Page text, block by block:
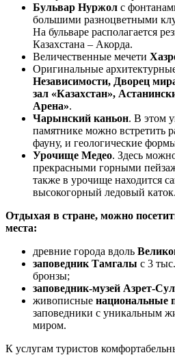
Бульвар Нуржол с
большими разноцветными
На бульваре располагается
Казахстана – Акорда.
Величественные мечети
Оригинальные
Независимости, Дворец
зал «Казахстан»,
Арена».
Чарынский каньон. В этом
памятнике можно встретить
фауну, и геологические
Урочище Медео. Здесь
прекрасными горными
также в урочище находится
высокогорный ледовый каток.
Отдыхая в стране, можно
места:
древние города вдоль
заповедник Тамгалы с 3
бронзы;
заповедник-музей Азрет-
живописные национальные
заповедники с уникальным
миром.
К услугам туристов